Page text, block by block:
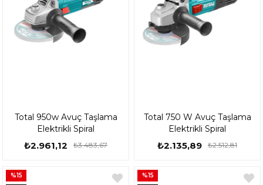
Total 950w Avuç Taşlama
Elektrikli Spiral
₺2.961,12 ₺3.483,67
Total 750 W Avuç Taşlama
Elektrikli Spiral
₺2.135,89 ₺2.512,81
%15
%15